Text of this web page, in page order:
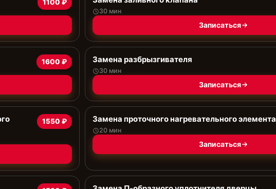
1100 ₽
30 мин
Записаться
1600 ₽ Замена разбрызгивателя
30 мин
Записаться
1550 ₽ Замена проточного нагревательного элемента
20 мин
Записаться